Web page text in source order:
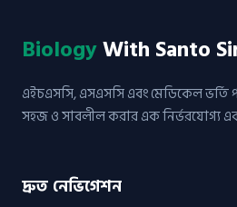
BiologyWith Santo
এইচএসসি, এসএসসি এবং মেডিকেল ভর্তি
সহজ ও সাবলীল করার এক নির্ভরযোগ্য
দ্রুত নেভিগেশন